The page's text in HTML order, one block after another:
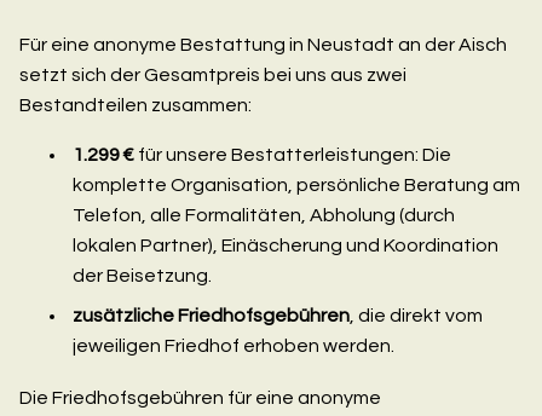
Für eine anonyme Bestattung in Neustadt an der Aisch
setzt sich der Gesamtpreis bei uns aus zwei
Bestandteilen zusammen:
1.299 € für unsere Bestatterleistungen: Die
komplette Organisation, persönliche Beratung am
Telefon, alle Formalitäten, Abholung (durch
lokalen Partner), Einäscherung und Koordination
der Beisetzung.
zusätzliche Friedhofsgebühren , die direkt vom
jeweiligen Friedhof erhoben werden.
Die Friedhofsgebühren für eine anonyme